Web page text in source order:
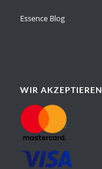
Essence Blog
WIR AKZEPTIEREN